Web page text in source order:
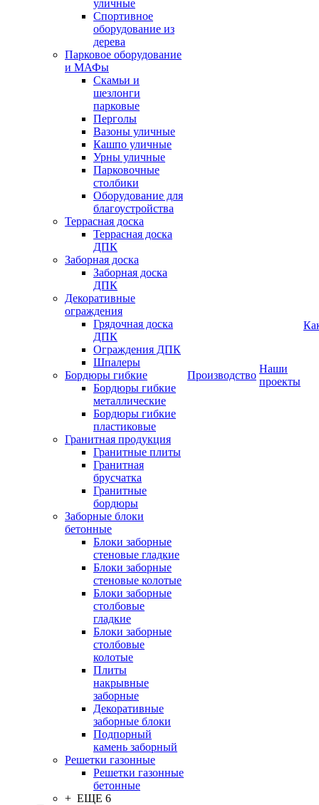
уличные
Спортивное
оборудование из
дерева
Парковое оборудование
и МАФы
Скамьи и
шезлонги
парковые
Перголы
Вазоны уличные
Кашпо уличные
Урны уличные
Парковочные
столбики
Оборудование для
благоустройства
Террасная доска
Террасная доска
ДПК
Заборная доска
Заборная доска
ДПК
Декоративные
ограждения
Грядочная доска
ДПК
Ограждения ДПК
Шпалеры
Бордюры гибкие
Бордюры гибкие
металлические
Бордюры гибкие
пластиковые
Гранитная продукция
Гранитные плиты
Гранитная
брусчатка
Гранитные
бордюры
Заборные блоки
бетонные
Блоки заборные
стеновые гладкие
Блоки заборные
стеновые колотые
Блоки заборные
столбовые
гладкие
Блоки заборные
столбовые
колотые
Плиты
накрывные
заборные
Декоративные
заборные блоки
Подпорный
камень заборный
Решетки газонные
Решетки газонные
бетонные
+ ЕЩЕ 6
Производство
Наши
проекты